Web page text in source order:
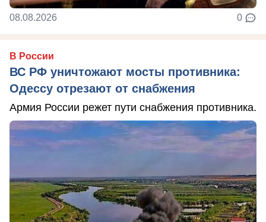
08.08.2026 0
В России
ВС РФ уничтожают мосты противника:
Одессу отрезают от снабжения
Армия России режет пути снабжения противника.